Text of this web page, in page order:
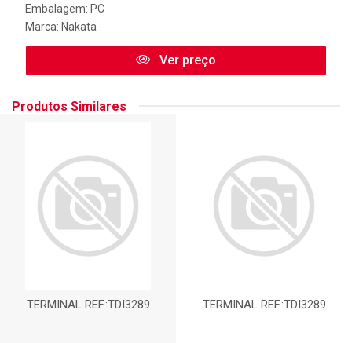
Embalagem: PC
Marca: Nakata
Ver preço
Produtos Similares
TERMINAL REF.:TDI3289 TERMINAL REF.:TDI3289